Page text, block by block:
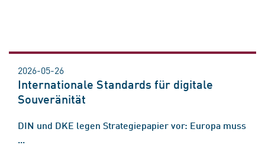
2026-05-26
Internationale Standards für digitale
Souveränität
DIN und DKE legen Strategiepapier vor: Europa muss
...